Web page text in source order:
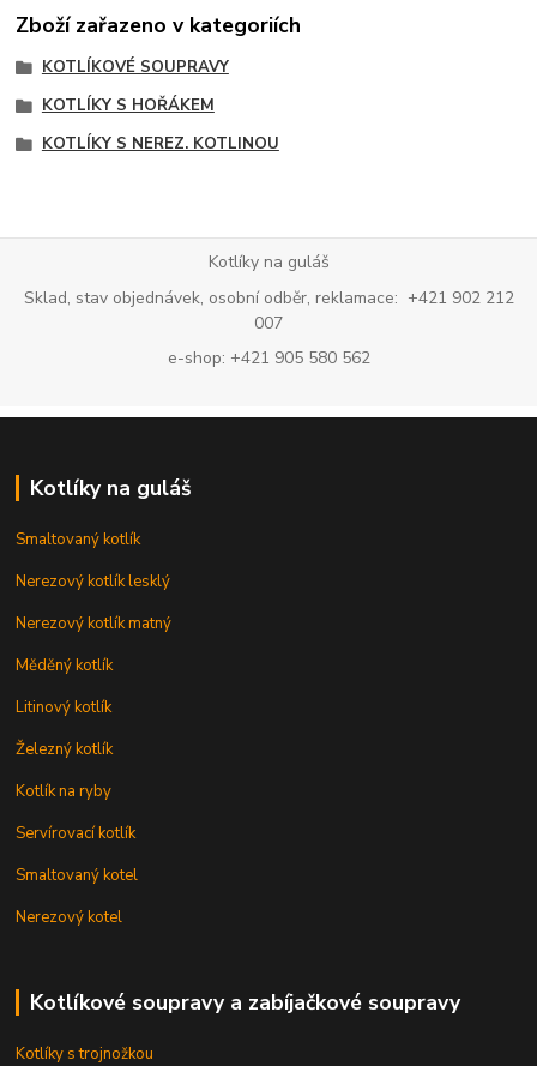
Zboží zařazeno v kategoriích
KOTLÍKOVÉ SOUPRAVY
KOTLÍKY S HOŘÁKEM
KOTLÍKY S NEREZ. KOTLINOU
Kotlíky na guláš
Sklad, stav objednávek, osobní odběr, reklamace: +421 902 212
007
e-shop: +421 905 580 562
Kotlíky na guláš
Smaltovaný kotlík
Nerezový kotlík lesklý
Nerezový kotlík matný
Měděný kotlík
Litinový kotlík
Železný kotlík
Kotlík na ryby
Servírovací kotlík
Smaltovaný kotel
Nerezový kotel
Kotlíkové soupravy a zabíjačkové soupravy
Kotlíky s trojnožkou